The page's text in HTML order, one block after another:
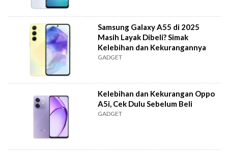
Samsung Galaxy A55 di 2025
Masih Layak Dibeli? Simak
Kelebihan dan Kekurangannya
GADGET
Kelebihan dan Kekurangan Oppo
A5i, Cek Dulu Sebelum Beli
GADGET